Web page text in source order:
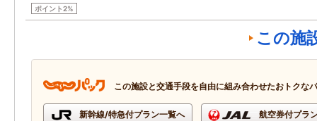
ポイント2%
この施
この施設と交通手段を自由に組み合わせたおトクな
新幹線/特急付プラン一覧へ 航空券付プラ